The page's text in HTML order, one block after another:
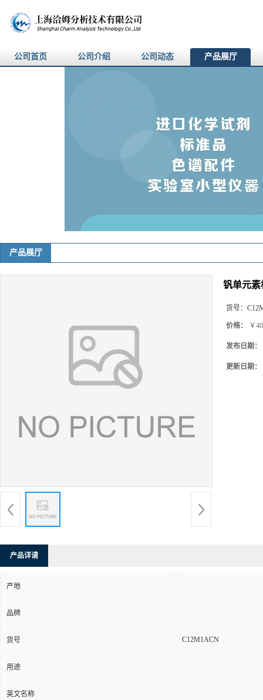
公司首页 公司介绍 公司动态 产品展厅
产品展厅
钒单元
货号：
价格： ￥
发布日期：
更新日期：
产品详请
产地
品牌
货号 C12M1ACN
用途
英文名称